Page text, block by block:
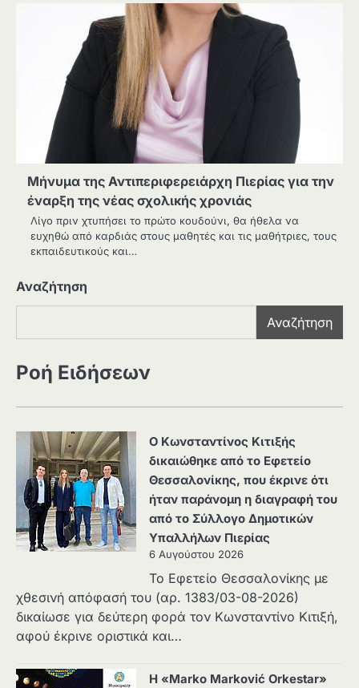
Μήνυμα της Αντιπεριφερειάρχη Πιερίας για την
έναρξη της νέας σχολικής χρονιάς
Λίγο πριν χτυπήσει το πρώτο κουδούνι, θα ήθελα να
ευχηθώ από καρδιάς στους μαθητές και τις μαθήτριες, τους
εκπαιδευτικούς και…
Αναζήτηση
Αναζήτηση
Ροή Ειδήσεων
Ο Κωνσταντίνος Κιτιξής
δικαιώθηκε από το Εφετείο
Θεσσαλονίκης, που έκρινε ότι
ήταν παράνομη η διαγραφή του
από το Σύλλογο Δημοτικών
Υπαλλήλων Πιερίας
6 Αυγούστου 2026
Το Εφετείο Θεσσαλονίκης με
χθεσινή απόφασή του (αρ. 1383/03-08-2026)
δικαίωσε για δεύτερη φορά τον Κωνσταντίνο Κιτιξή,
αφού έκρινε οριστικά και…
Η «Marko Marković Orkestar»